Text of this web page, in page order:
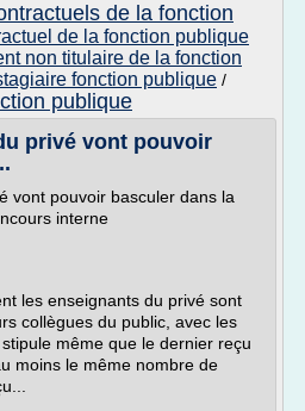
de la fonction
de la fonction publique
non titulaire de la fonction
fonction publique /
publique
privé vont pouvoir
vont pouvoir basculer dans la
interne
les enseignants du privé sont
collègues du public, avec les
même que le dernier reçu
moins le même nombre de